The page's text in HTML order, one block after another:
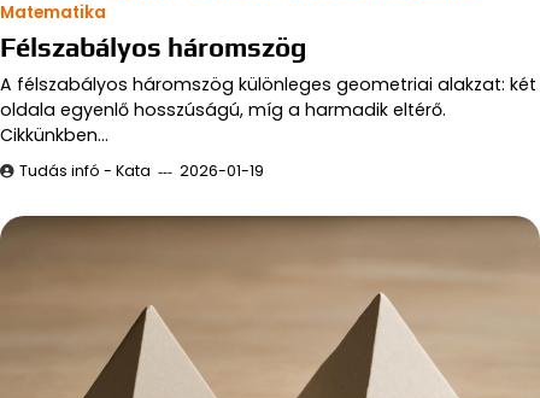
Matematika
Félszabályos háromszög
A félszabályos háromszög különleges geometriai alakzat: két
oldala egyenlő hosszúságú, míg a harmadik eltérő.
Cikkünkben…
Tudás infó - Kata 2026-01-19